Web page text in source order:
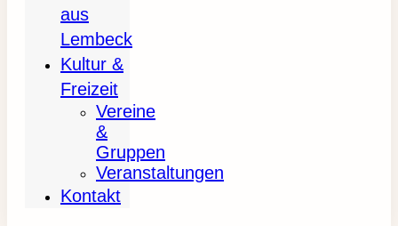
aus
Lembeck
Kultur &
Freizeit
Vereine
&
Gruppen
Veranstaltungen
Kontakt